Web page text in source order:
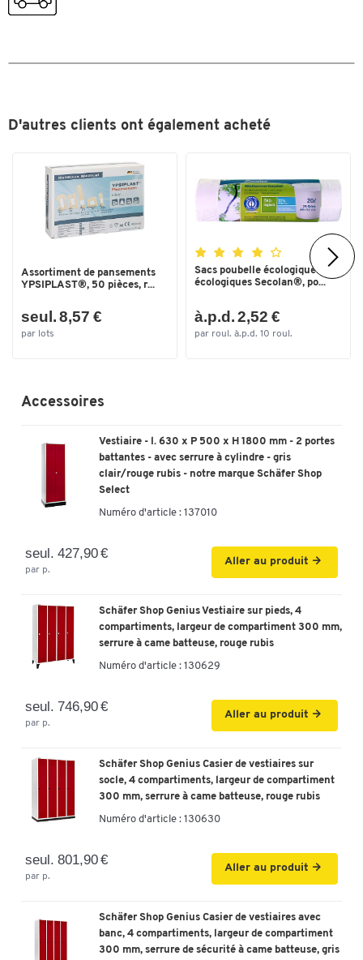
D'autres clients ont également acheté
Assortiment de pansements
YPSIPLAST®, 50 pièces, r...
seul. 8,57 €
par lots
Sacs poubelle écologiques
écologiques Secolan®, po...
à.p.d. 2,52 €
par roul. à.p.d. 10 roul.
Accessoires
Vestiaire - l. 630 x P 500 x H 1800 mm - 2 portes
battantes - avec serrure à cylindre - gris
clair/rouge rubis - notre marque Schäfer Shop
Select
Numéro d'article : 137010
seul. 427,90 €
par p.
Aller au produit
Schäfer Shop Genius Vestiaire sur pieds, 4
compartiments, largeur de compartiment 300 mm,
serrure à came batteuse, rouge rubis
Numéro d'article : 130629
seul. 746,90 €
par p.
Aller au produit
Schäfer Shop Genius Casier de vestiaires sur
socle, 4 compartiments, largeur de compartiment
300 mm, serrure à came batteuse, rouge rubis
Numéro d'article : 130630
seul. 801,90 €
par p.
Aller au produit
Schäfer Shop Genius Casier de vestiaires avec
banc, 4 compartiments, largeur de compartiment
300 mm, serrure de sécurité à came batteuse, gris